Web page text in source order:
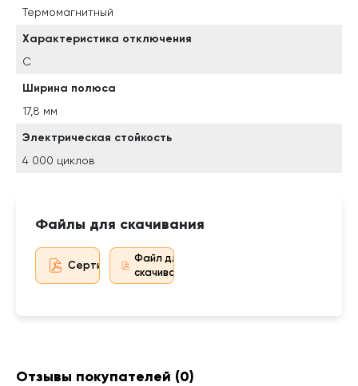
Термомагнитный
Характеристика отключения
C
Ширина полюса
17,8 мм
Электрическая стойкость
4 000 циклов
Файлы для скачивания
Сертификат дистрибьютора
Файл для
скачивания
Отзывы покупателей (0)